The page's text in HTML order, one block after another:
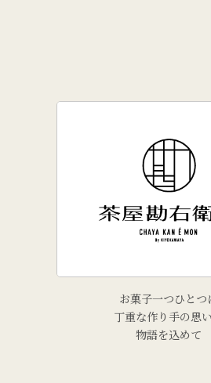
お菓子一つひとつ
丁重な作り手の思
物語を込めて